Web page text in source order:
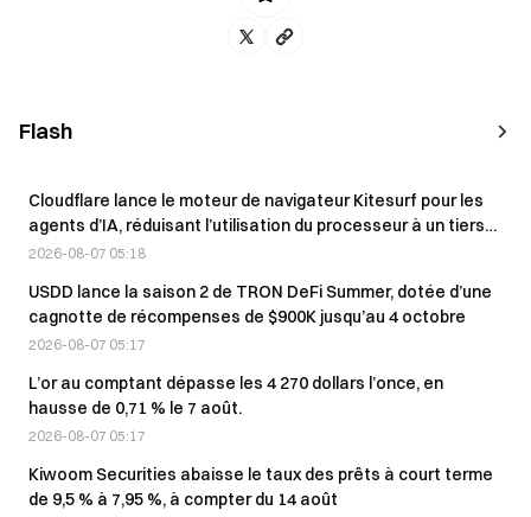
Flash
Cloudflare lance le moteur de navigateur Kitesurf pour les
agents d’IA, réduisant l’utilisation du processeur à un tiers
de celle de Chromium
2026-08-07 05:18
USDD lance la saison 2 de TRON DeFi Summer, dotée d’une
cagnotte de récompenses de $900K jusqu’au 4 octobre
2026-08-07 05:17
L’or au comptant dépasse les 4 270 dollars l’once, en
hausse de 0,71 % le 7 août.
2026-08-07 05:17
Kiwoom Securities abaisse le taux des prêts à court terme
de 9,5 % à 7,95 %, à compter du 14 août